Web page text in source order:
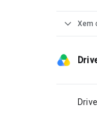
expand_more Xem